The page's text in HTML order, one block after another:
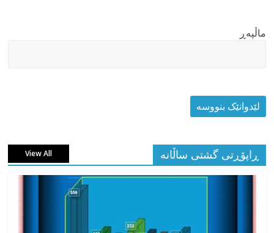
ماڵپه‌ڕ
ڕاپۆڕتی گشتی ساڵانه View All